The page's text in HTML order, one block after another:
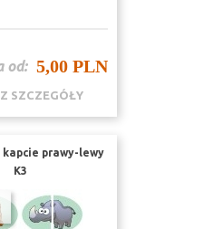
od: 5,00 PLN
SZCZEGÓŁY
prawy-lewy
K3